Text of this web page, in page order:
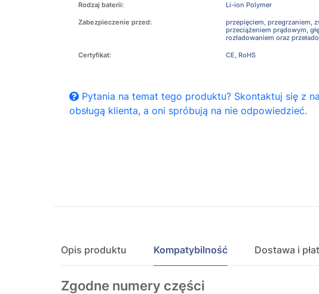
Rodzaj baterii: Li-ion Polymer
Zabezpieczenie przed:
przepięciem, przegrzaniem,
przeciążeniem prądowym,
rozładowaniem oraz
Certyfikat: CE, RoHS
Pytania na temat tego produktu? Skontaktuj się z
obsługą klienta, a oni spróbują na nie odpowiedzieć.
Opis produktu Kompatybilność Dostawa i
Zgodne numery części